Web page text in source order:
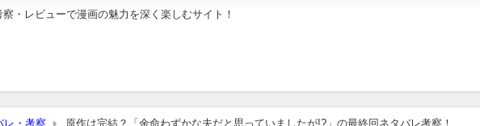
・レビューで漫画の魅力を深く楽しむサイト！
レ・考察 原作は完結？「余命わずかな夫だと思っていましたが!?」の最終回ネタバレ考察！